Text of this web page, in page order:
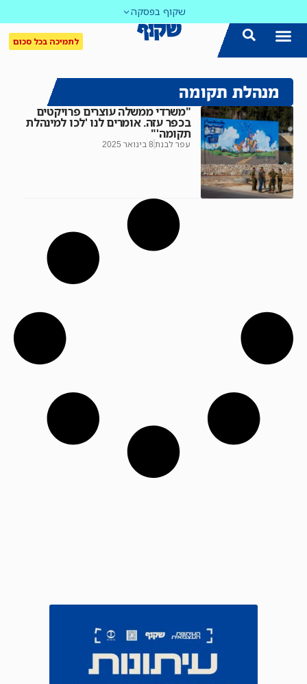
שקוף בפסקה
לתמיכה בכל סכום
מנהלת תקומה
"משרדי ממשלה עוצרים פרויקטים
בכפר עזה. אומרים לנו 'לכו למינהלת
תקומה'"
עפר לבנת8 בינואר 2025